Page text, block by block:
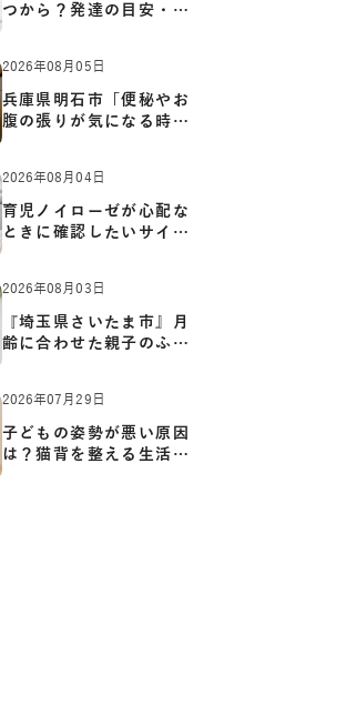
つから？発達の目安・練
習方…
2026年08月05日
兵庫県明石市「便秘やお
腹の張りが気になる時に
知っ…
2026年08月04日
育児ノイローゼが心配な
ときに確認したいサイン
と心…
2026年08月03日
『埼玉県さいたま市』月
齢に合わせた親子のふれ
あい…
2026年07月29日
子どもの姿勢が悪い原因
は？猫背を整える生活習
慣と…